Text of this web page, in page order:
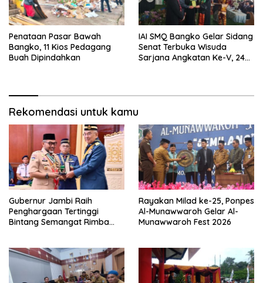
Penataan Pasar Bawah
Bangko, 11 Kios Pedagang
Buah Dipindahkan
IAI SMQ Bangko Gelar Sidang
Senat Terbuka Wisuda
Sarjana Angkatan Ke-V, 243
Rekomendasi untuk kamu
Gubernur Jambi Raih
Penghargaan Tertinggi
Bintang Semangat Rimba
Rayakan Milad ke-25, Ponpes
Al-Munawwaroh Gelar Al-
Munawwaroh Fest 2026